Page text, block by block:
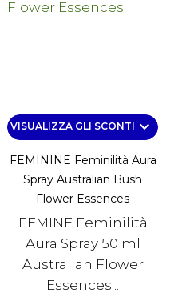
VISUALIZZA GLI SCONTI keyboard_arrow_down
FEMININE Feminilità Aura
Spray Australian Bush
Flower Essences
FEMINE Feminilità
Aura Spray 50 ml
Australian Flower
Essences...